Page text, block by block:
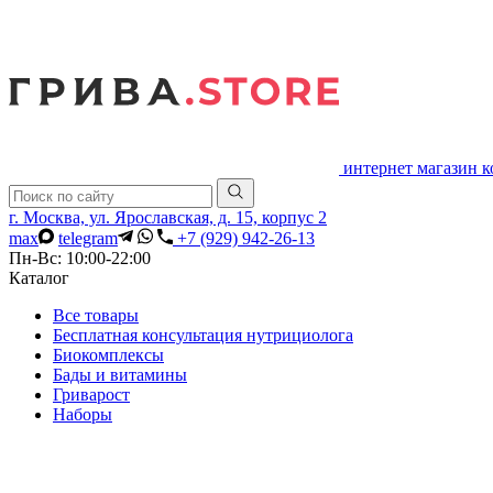
интернет магазин
г. Москва, ул. Ярославская, д. 15, корпус 2
max
telegram
+7 (929) 942-26-13
Пн-Вс: 10:00-22:00
Каталог
Все товары
Бесплатная консультация нутрициолога
Биокомплексы
Бады и витамины
Гриварост
Наборы